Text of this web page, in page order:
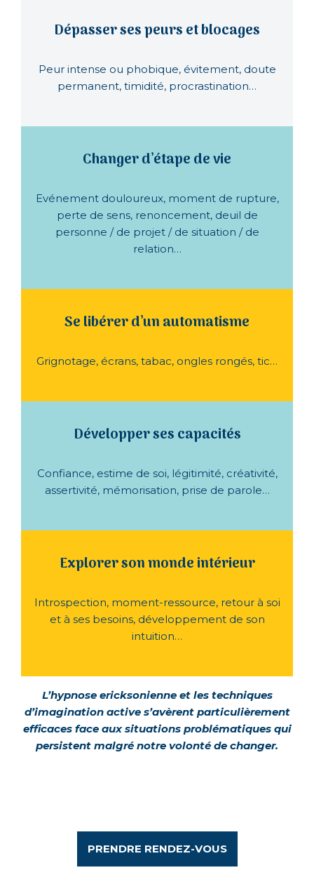
Dépasser ses peurs et blocages
Peur intense ou phobique, évitement, doute
permanent, timidité, procrastination…
Changer d’étape de vie
Evénement douloureux, moment de rupture,
perte de sens, renoncement, deuil de
personne / de projet / de situation / de
relation…
Se libérer d’un automatisme
Grignotage, écrans, tabac, ongles rongés, tic…
Développer ses capacités
Confiance, estime de soi, légitimité, créativité,
assertivité, mémorisation, prise de parole…
Explorer son monde intérieur
Introspection, moment-ressource, retour à soi
et à ses besoins, développement de son
intuition…
L’hypnose ericksonienne et les techniques
d’imagination active s’avèrent particulièrement
efficaces face aux situations problématiques qui
persistent malgré notre volonté de changer.
PRENDRE RENDEZ-VOUS